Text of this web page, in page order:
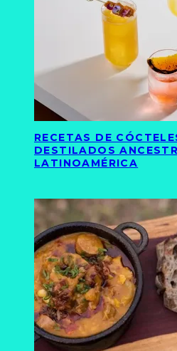
RECETAS DE
DESTILADOS
LATINOAMÉRICA